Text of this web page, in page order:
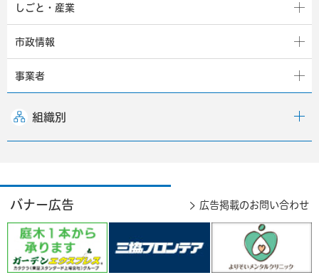
しごと・産業
市政情報
事業者
組織別
バナー広告 広告掲載のお問い合わせ